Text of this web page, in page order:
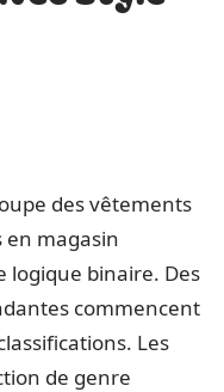
des vêtements
en magasin
logique binaire. Des
commencent
Les
de genre